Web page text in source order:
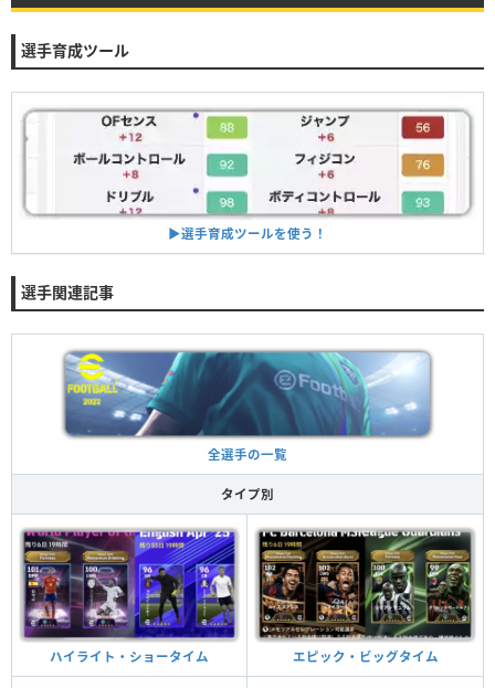
選手育成ツール
▶︎選手育成ツールを使う！
選手関連記事
全選手の一覧
タイプ別
ハイライト・ショータイム エピック・ビッグタイム